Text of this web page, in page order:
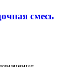
смесь